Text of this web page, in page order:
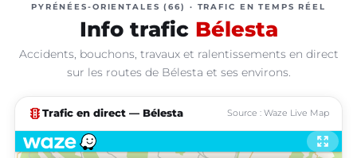
PYRÉNÉES-ORIENTALES (66) · TRAFIC EN TEMPS RÉEL
Info trafic Bélesta
Accidents, bouchons, travaux et ralentissements en direct
sur les routes de Bélesta et ses environs.
traffic Trafic en direct — Bélesta Source : Waze Live Map